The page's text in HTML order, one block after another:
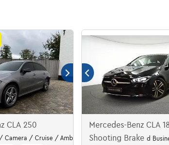
CLA 250
/ Camera / Cruise / Ambient Lightning
Mercedes-Benz CLA
Shooting Brake d